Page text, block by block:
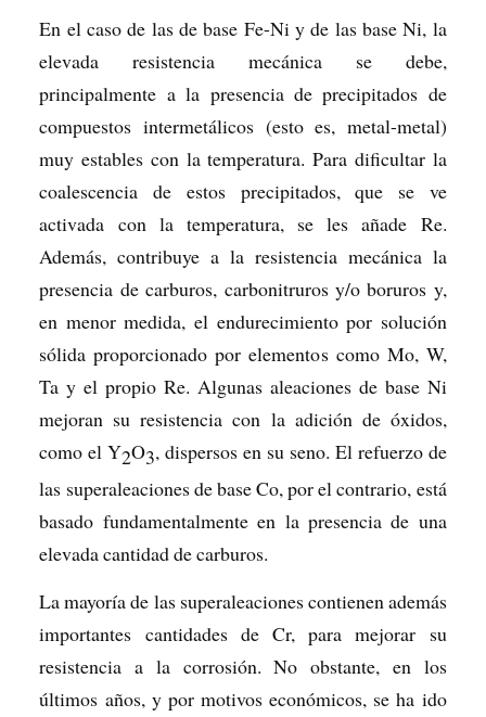
En el caso de las de base Fe-Ni y de las base Ni, la
elevada resistencia mecánica se debe,
principalmente a la presencia de precipitados de
compuestos intermetálicos (esto es, metal-metal)
muy estables con la temperatura. Para dificultar la
coalescencia de estos precipitados, que se ve
activada con la temperatura, se les añade Re.
Además, contribuye a la resistencia mecánica la
presencia de carburos, carbonitruros y/o boruros y,
en menor medida, el endurecimiento por solución
sólida proporcionado por elementos como Mo, W,
Ta y el propio Re. Algunas aleaciones de base Ni
mejoran su resistencia con la adición de óxidos,
como el Y2O3, dispersos en su seno. El refuerzo de
las superaleaciones de base Co, por el contrario, está
basado fundamentalmente en la presencia de una
elevada cantidad de carburos.
La mayoría de las superaleaciones contienen además
importantes cantidades de Cr, para mejorar su
resistencia a la corrosión. No obstante, en los
últimos años, y por motivos económicos, se ha ido